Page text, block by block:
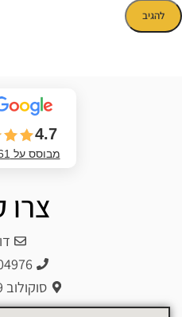
סוקולוב 29, הרצליה
4.7
מבוסס על 161 ביקורות